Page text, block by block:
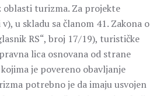
oblasti turizma. Za projekte
u skladu sa članom 41. Zakona o
RS“, broj 17/19), turističke
lica osnovana od strane
je povereno obavljanje
potrebno je da imaju usvojen